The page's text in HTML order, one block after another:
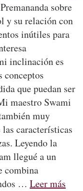
sobre
y su relación con
inútiles para
inclinación es
conceptos
que puedan ser
maestro Swami
muy
características
Leyendo la
llegué a un
combina
… Leer más